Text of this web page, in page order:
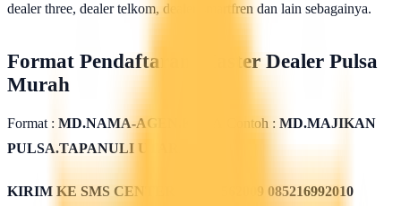
dealer three, dealer telkom, dealer smartfren dan lain sebagainya.
Format Pendaftaran Master Dealer Pulsa
Murah
Format : MD.NAMA-AGEN.KOTA Contoh : MD.MAJIKAN
PULSA.TAPANULI UTARA
KIRIM KE SMS CENTER
085311562009 085216992010